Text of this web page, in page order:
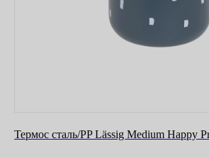
Термос сталь/PP Lässig Medium Happy